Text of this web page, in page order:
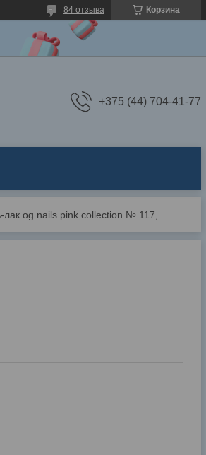
Корзина
84 отзыва
+375 (44) 704-41-77